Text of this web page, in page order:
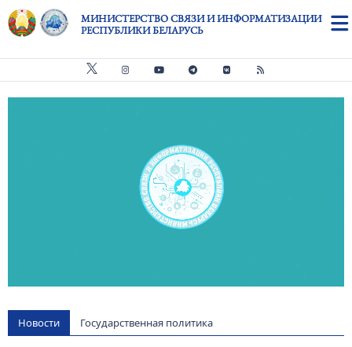
Перейти к основному содержанию
МИНИСТЕРСТВО СВЯЗИ И ИНФОРМАТИЗАЦИИ
РЕСПУБЛИКИ БЕЛАРУСЬ
Новости Государственная политика